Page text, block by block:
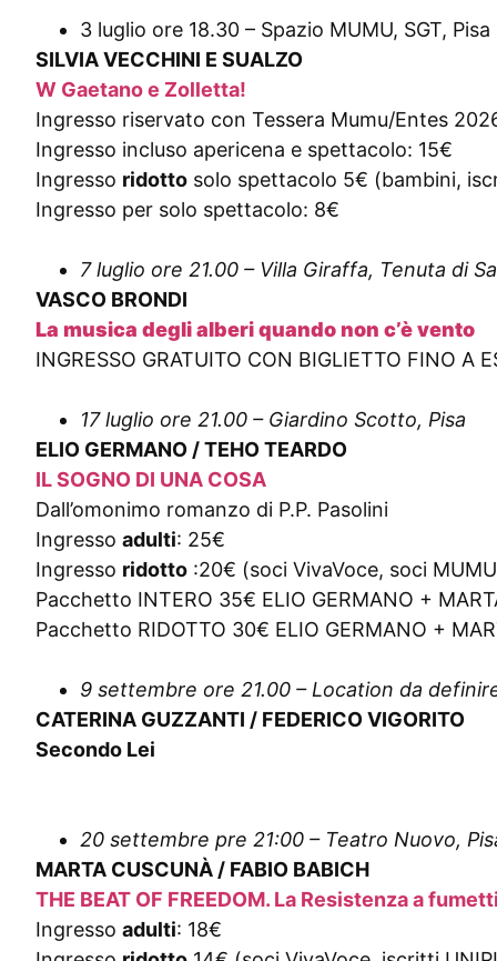
3 luglio ore 18.30 – Spazio MUMU, SGT, Pisa
SILVIA VECCHINI E SUALZO
W Gaetano e Zolletta!
Ingresso riservato con Tessera Mumu/Entes
Ingresso incluso apericena e spettacolo: 15€
Ingresso ridotto solo spettacolo 5€ (bambini,
Ingresso per solo spettacolo: 8€
7 luglio ore 21.00 – Villa Giraffa, Tenuta di
VASCO BRONDI
La musica degli alberi quando non c’è vento
INGRESSO GRATUITO CON BIGLIETTO FINO A
17 luglio ore 21.00 – Giardino Scotto, Pisa
ELIO GERMANO / TEHO TEARDO
IL SOGNO DI UNA COSA
Dall’omonimo romanzo di P.P. Pasolini
Ingresso adulti: 25€
Ingresso ridotto :20€ (soci VivaVoce, soci
Pacchetto INTERO 35€ ELIO GERMANO +
Pacchetto RIDOTTO 30€ ELIO GERMANO +
9 settembre ore 21.00 – Location da
CATERINA GUZZANTI / FEDERICO VIGORITO
Secondo Lei
20 settembre pre 21:00 – Teatro Nuovo,
MARTA CUSCUNÀ / FABIO BABICH
THE BEAT OF FREEDOM. La Resistenza a
Ingresso adulti: 18€